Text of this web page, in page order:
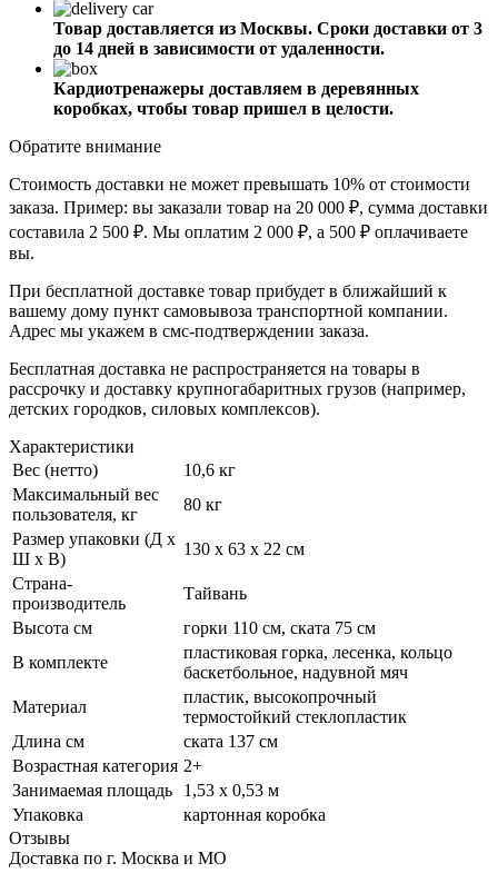
Товар доставляется из Москвы. Сроки доставки от 3
до 14 дней в зависимости от удаленности.
Кардиотренажеры доставляем в деревянных
коробках, чтобы товар пришел в целости.
Обратите внимание
Стоимость доставки не может превышать 10% от стоимости
заказа. Пример: вы заказали товар на 20 000 ₽, сумма доставки
составила 2 500 ₽. Мы оплатим 2 000 ₽, а 500 ₽ оплачиваете
вы.
При бесплатной доставке товар прибудет в ближайший к
вашему дому пункт самовывоза транспортной компании.
Адрес мы укажем в смс-подтверждении заказа.
Бесплатная доставка не распространяется на товары в
рассрочку и доставку крупногабаритных грузов (например,
детских городков, силовых комплексов).
Характеристики
Вес (нетто)
10,6 кг
Максимальный вес
пользователя, кг
80 кг
Размер упаковки (Д х
Ш х В)
130 х 63 х 22 см
Страна-
производитель
Тайвань
Высота см
горки 110 см, ската 75 см
В комплекте
пластиковая горка, лесенка, кольцо
баскетбольное, надувной мяч
Материал
пластик, высокопрочный
термостойкий стеклопластик
Длина см
ската 137 см
Возрастная категория 2+
Занимаемая площадь
1,53 х 0,53 м
Упаковка
картонная коробка
Отзывы
Доставка по г. Москва и МО